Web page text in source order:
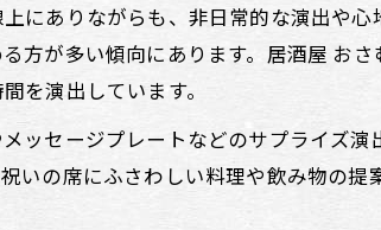
できる旬の日本料理を徹底解説
居酒屋の日本料理体験談
酒屋での過ごし方
す特別な夜の演出ポイント
やかにする居酒屋の楽しみ方
にありながらも、非日常的な演出や
方が多い傾向にあります。居酒屋 お
を演出しています。
ッセージプレートなどのサプライズ
いの席にふさわしい料理や飲み物の